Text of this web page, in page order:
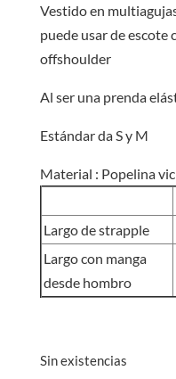
Vestido en
puede usar de escote
offshoulder
Al ser una prenda
Estándar da S y M
Material : Popelina
Largo de strapple
Largo con manga
desde hombro
Sin existencias